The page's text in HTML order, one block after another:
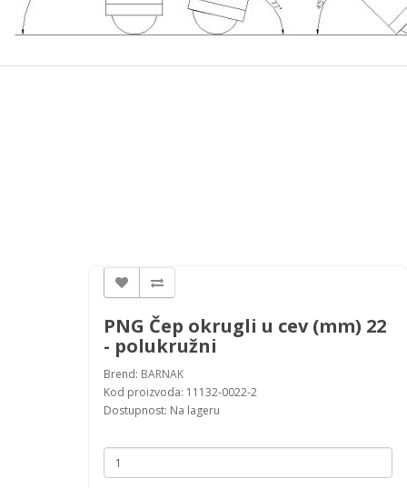
PNG Čep okrugli u cev (mm) 22
- polukružni
Brend: BARNAK
Kod proizvoda: 11132-0022-2
Dostupnost: Na lageru